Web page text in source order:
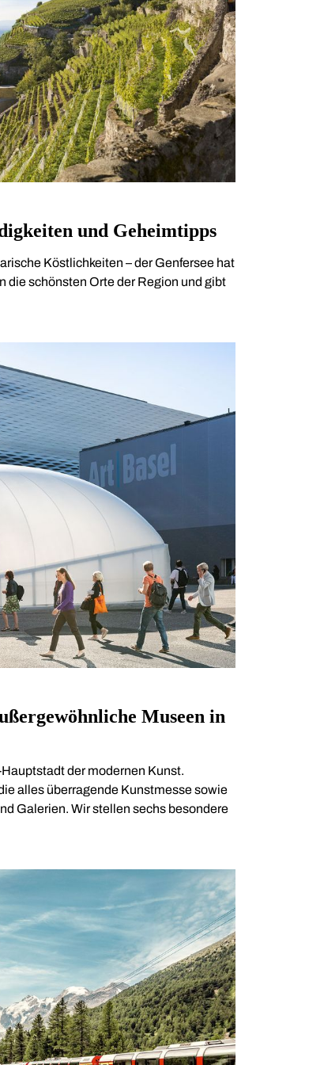
und Geheimtipps
Köstlichkeiten – der Genfersee hat
die schönsten Orte der Region und gibt
Museen in
der modernen Kunst.
alles überragende Kunstmesse sowie
Galerien. Wir stellen sechs besondere